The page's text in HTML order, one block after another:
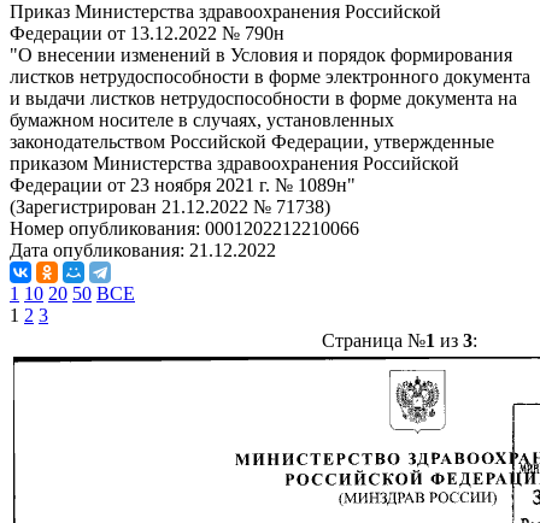
Приказ Министерства здравоохранения Российской
Федерации от 13.12.2022 № 790н
"О внесении изменений в Условия и порядок формирования
листков нетрудоспособности в форме электронного документа
и выдачи листков нетрудоспособности в форме документа на
бумажном носителе в случаях, установленных
законодательством Российской Федерации, утвержденные
приказом Министерства здравоохранения Российской
Федерации от 23 ноября 2021 г. № 1089н"
(Зарегистрирован 21.12.2022 № 71738)
Номер опубликования: 0001202212210066
Дата опубликования: 21.12.2022
1 10 20 50 ВСЕ
1 2 3
Страница №1 из 3: